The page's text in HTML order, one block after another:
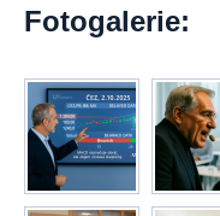
Fotogalerie: